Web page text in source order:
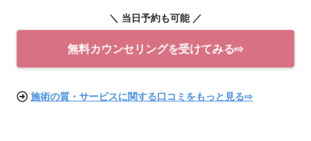
＼ 当日予約も可能 ／
無料カウンセリングを受けてみる⇨
施術の質・サービスに関する口コミをもっと見る⇨